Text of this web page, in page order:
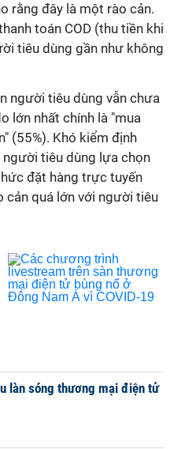
rằng đây là một rào cản.
toán COD (thu tiền khi
tiêu dùng gần như không
người tiêu dùng vẫn chưa
lớn nhất chính là "mua
(55%). Khó kiểm định
tiêu dùng lựa chọn
đặt hàng trực tuyến
cản quá lớn với người tiêu
làn sóng thương mại điện tử